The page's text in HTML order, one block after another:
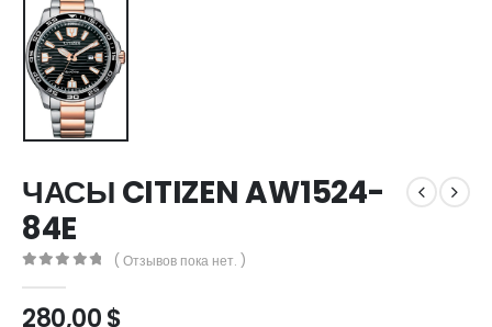
ЧАСЫ CITIZEN AW1524-
84E
( Отзывов пока нет. )
280,00$